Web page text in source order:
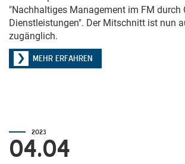
"Nachhaltiges Management im FM durch
Dienstleistungen". Der Mitschnitt ist nun
zugänglich.
MEHR ERFAHREN
2023
04.04